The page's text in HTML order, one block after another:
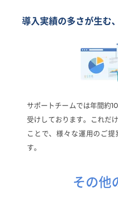
導入実績の多さが生む、
サポートチームでは年間約
受けしております。これだ
ことで、様々な運用のご
す。
その他